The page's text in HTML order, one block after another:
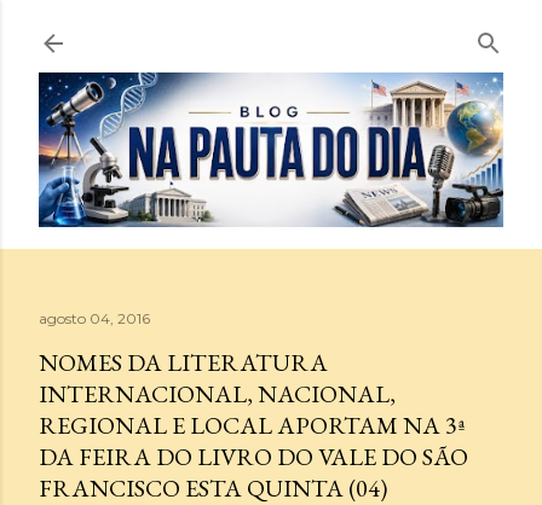
Pular para o conteúdo principal
agosto 04, 2016
NOMES DA LITERATURA
INTERNACIONAL, NACIONAL,
REGIONAL E LOCAL APORTAM NA 3ª
DA FEIRA DO LIVRO DO VALE DO SÃO
FRANCISCO ESTA QUINTA (04)